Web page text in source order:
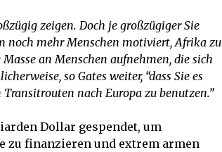
zeigen. Doch je großzügiger Sie
noch mehr Menschen motiviert, Afrika zu
an Menschen aufnehmen, die sich
so Gates weiter, “dass Sie es
nach Europa zu benutzen.”
Dollar gespendet, um
zu finanzieren und extrem armen